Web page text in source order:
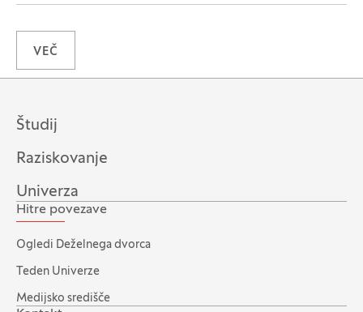
VEČ
Študij
Raziskovanje
Univerza
Hitre povezave
Ogledi Deželnega dvorca
Teden Univerze
Medijsko središče